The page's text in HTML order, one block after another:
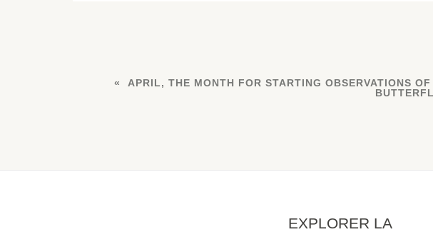
APRIL, THE MONTH FOR STARTING OBSERVATIONS OF
EXPLORER LA